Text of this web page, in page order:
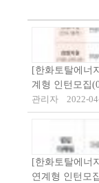
[한화토탈에너
계형 인턴모집
관리자
2022-
[한화토탈에너
연계형 인턴모